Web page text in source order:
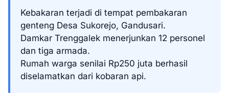
Kebakaran terjadi di tempat pembakaran
genteng Desa Sukorejo, Gandusari.
Damkar Trenggalek menerjunkan 12 personel
dan tiga armada.
Rumah warga senilai Rp250 juta berhasil
diselamatkan dari kobaran api.